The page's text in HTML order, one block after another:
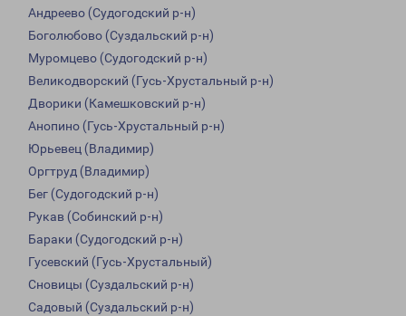
Андреево (Судогодский р-н)
Боголюбово (Суздальский р-н)
Муромцево (Судогодский р-н)
Великодворский (Гусь-Хрустальный р-н)
Дворики (Камешковский р-н)
Анопино (Гусь-Хрустальный р-н)
Юрьевец (Владимир)
Оргтруд (Владимир)
Бег (Судогодский р-н)
Рукав (Собинский р-н)
Бараки (Судогодский р-н)
Гусевский (Гусь-Хрустальный)
Сновицы (Суздальский р-н)
Садовый (Суздальский р-н)